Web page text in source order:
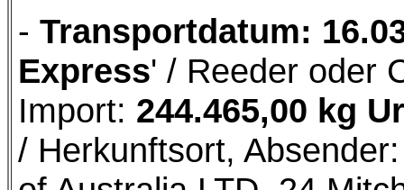
- Transportdatum:
Express' / Reeder oder
Import: 244.465,00 kg
/ Herkunftsort,